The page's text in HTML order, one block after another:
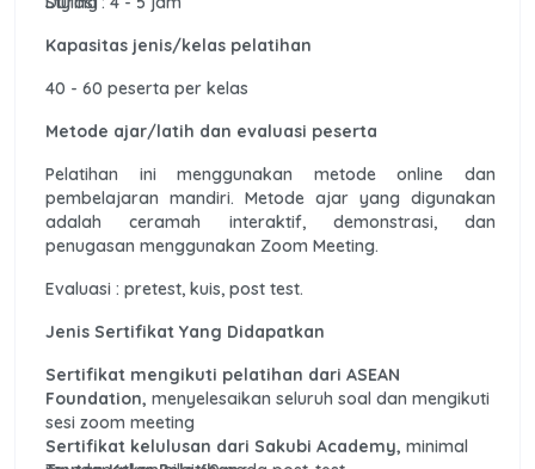
Kapasitas jenis/kelas pelatihan
40 - 60 peserta per kelas
Metode ajar/latih dan evaluasi peserta
Pelatihan ini menggunakan metode online dan
pembelajaran mandiri. Metode ajar yang digunakan
adalah ceramah interaktif, demonstrasi, dan
penugasan menggunakan Zoom Meeting.
Evaluasi : pretest, kuis, post test.
Jenis Sertifikat Yang Didapatkan
Sertifikat mengikuti pelatihan dari ASEAN
Foundation, menyelesaikan seluruh soal dan mengikuti
sesi zoom meeting
Sertifikat kelulusan dari Sakubi Academy, minimal